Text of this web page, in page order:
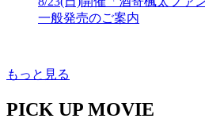
一般発売のご案内
もっと見る
PICK UP MOVIE